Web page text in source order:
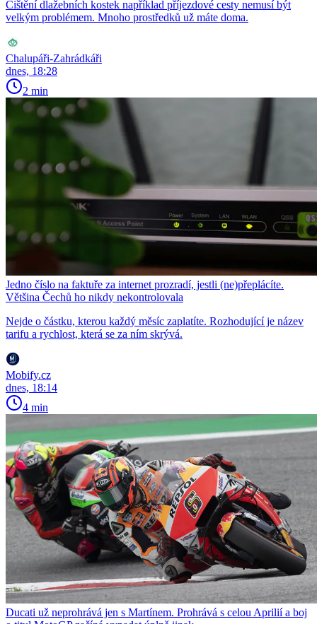
Čištění dlažebních kostek například příjezdové cesty nemusí být
velkým problémem. Mnoho prostředků už máte doma.
Chalupáři-Zahrádkáři
dnes, 18:28
2 min
Jedno číslo na faktuře za internet prozradí, jestli (ne)přeplácíte.
Většina Čechů ho nikdy nekontrolovala
Nejde o částku, kterou každý měsíc zaplatíte. Rozhodující je název
tarifu a rychlost, která se za ním skrývá.
Mobify.cz
dnes, 18:14
4 min
Ducati už neprohrává jen s Martínem. Prohrává s celou Aprilií a boj